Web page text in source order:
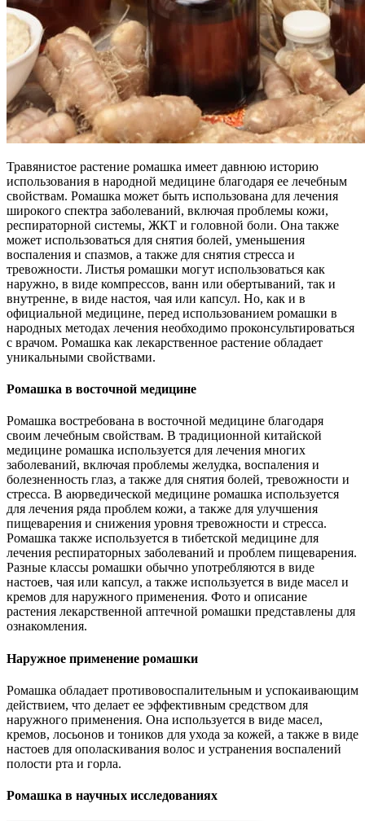
Травянистое растение ромашка имеет давнюю историю
использования в народной медицине благодаря ее лечебным
свойствам. Ромашка может быть использована для лечения
широкого спектра заболеваний, включая проблемы кожи,
респираторной системы, ЖКТ и головной боли. Она также
может использоваться для снятия болей, уменьшения
воспаления и спазмов, а также для снятия стресса и
тревожности. Листья ромашки могут использоваться как
наружно, в виде компрессов, ванн или обертываний, так и
внутренне, в виде настоя, чая или капсул. Но, как и в
официальной медицине, перед использованием ромашки в
народных методах лечения необходимо проконсультироваться
с врачом. Ромашка как лекарственное растение обладает
уникальными свойствами.
Ромашка в восточной медицине
Ромашка востребована в восточной медицине благодаря
своим лечебным свойствам. В традиционной китайской
медицине ромашка используется для лечения многих
заболеваний, включая проблемы желудка, воспаления и
болезненность глаз, а также для снятия болей, тревожности и
стресса. В аюрведической медицине ромашка используется
для лечения ряда проблем кожи, а также для улучшения
пищеварения и снижения уровня тревожности и стресса.
Ромашка также используется в тибетской медицине для
лечения респираторных заболеваний и проблем пищеварения.
Разные классы ромашки обычно употребляются в виде
настоев, чая или капсул, а также используется в виде масел и
кремов для наружного применения. Фото и описание
растения лекарственной аптечной ромашки представлены для
ознакомления.
Наружное применение ромашки
Ромашка обладает противовоспалительным и успокаивающим
действием, что делает ее эффективным средством для
наружного применения. Она используется в виде масел,
кремов, лосьонов и тоников для ухода за кожей, а также в виде
настоев для ополаскивания волос и устранения воспалений
полости рта и горла.
Ромашка в научных исследованиях